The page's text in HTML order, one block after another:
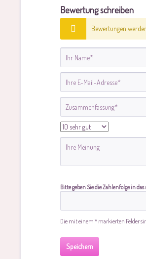
Bewertung schreiben
Bewertungen
Bitte geben Sie die Zahlenfolge in
Die mit einem * markierten Felder
Speichern